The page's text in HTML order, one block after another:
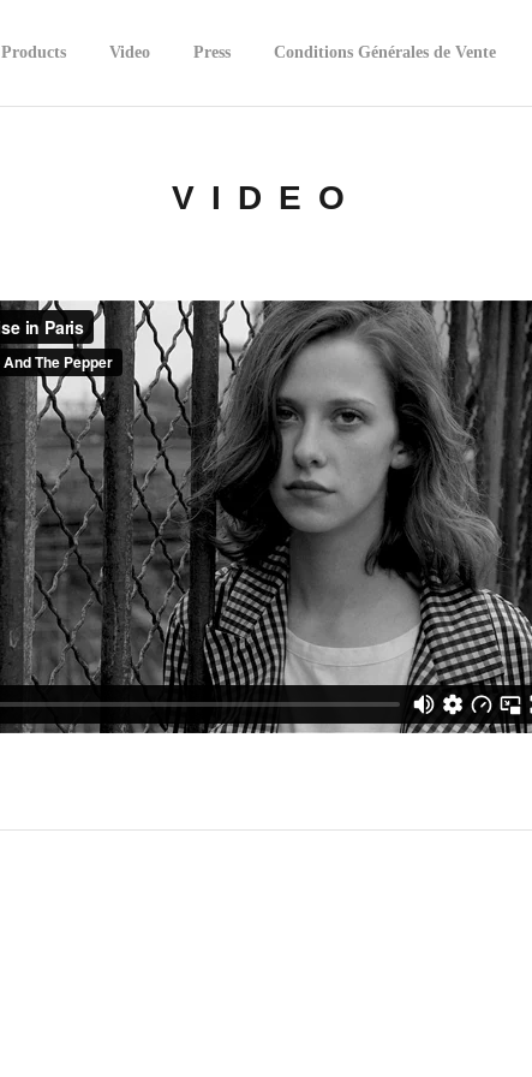
Products Video Press Conditions Générales de Vente
VIDEO